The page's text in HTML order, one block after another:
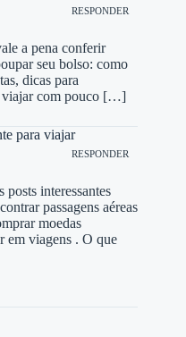
RESPONDER
a pena conferir
seu bolso: como
dicas para
viajar com pouco […]
para viajar
RESPONDER
interessantes
passagens aéreas
moedas
em viagens . O que